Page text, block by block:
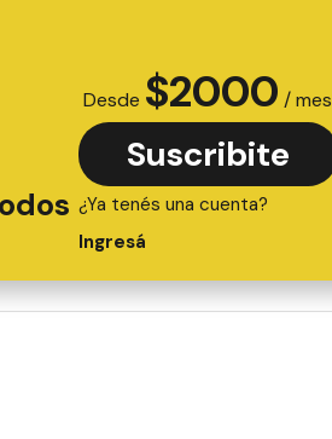
Desde $2000 / mes
Suscribite
¿Ya tenés una cuenta?
Ingresá